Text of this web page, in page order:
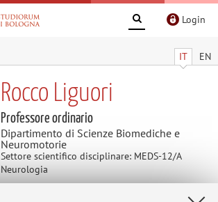
Login
IT EN
Rocco Liguori
Professore ordinario
Dipartimento di Scienze Biomediche e
Neuromotorie
Settore scientifico disciplinare: MEDS-12/A
Neurologia